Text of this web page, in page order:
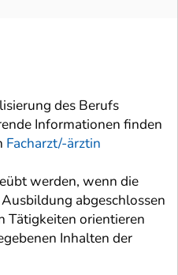
des Berufs
Informationen finden
Facharzt/-ärztin
werden, wenn die
abgeschlossen
Tätigkeiten orientieren
Inhalten der